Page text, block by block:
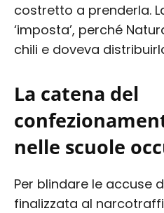
costretto a prenderla.
‘imposta’, perché
chili e doveva
La catena del
nelle scuole
Per blindare le accuse
finalizzata al